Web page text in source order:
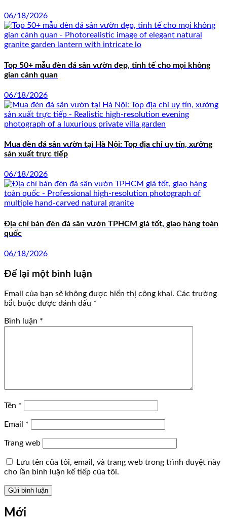
06/18/2026
Top 50+ mẫu đèn đá sân vườn đẹp, tinh tế cho mọi không
gian cảnh quan
06/18/2026
Mua đèn đá sân vườn tại Hà Nội: Top địa chỉ uy tín, xưởng
sản xuất trực tiếp
06/18/2026
Địa chỉ bán đèn đá sân vườn TPHCM giá tốt, giao hàng toàn
quốc
06/18/2026
Để lại một bình luận
Email của bạn sẽ không được hiển thị công khai. Các trường
bắt buộc được đánh dấu *
Bình luận *
Tên *
Email *
Trang web
Lưu tên của tôi, email, và trang web trong trình duyệt này
cho lần bình luận kế tiếp của tôi.
Mới